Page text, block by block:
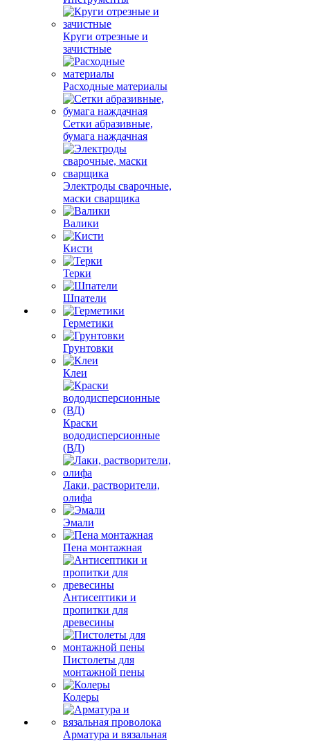
Круги отрезные и
зачистные
Расходные материалы
Сетки абразивные,
бумага наждачная
Электроды сварочные,
маски сварщика
Валики
Кисти
Терки
Шпатели
Герметики
Грунтовки
Клеи
Краски
вододисперсионные
(ВД)
Лаки, растворители,
олифа
Эмали
Пена монтажная
Антисептики и
пропитки для
древесины
Пистолеты для
монтажной пены
Колеры
Арматура и вязальная